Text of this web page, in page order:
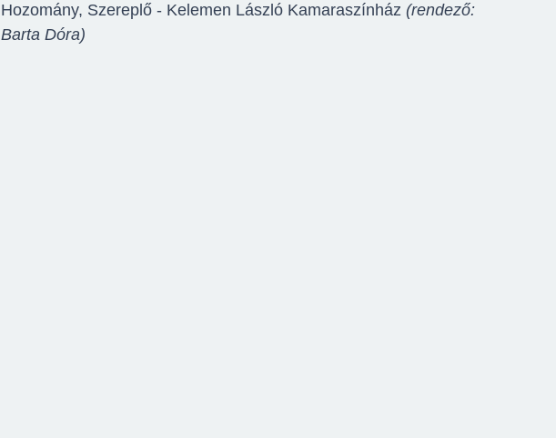
Hozomány, Szereplő - Kelemen László Kamaraszínház (rendező:
Barta Dóra)